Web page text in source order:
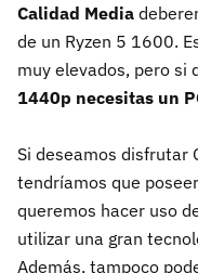
Calidad Media
de un Ryzen 5 1600.
muy elevados, pero si
1440p necesitas un
Si deseamos disfrutar
tendríamos que
queremos hacer uso
utilizar una gran
Además, tampoco